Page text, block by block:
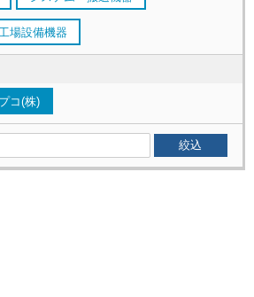
工場設備機器
コ(株)